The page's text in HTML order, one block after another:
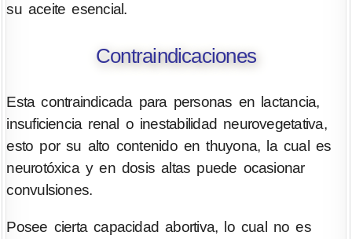
su aceite esencial.
Contraindicaciones
Esta contraindicada para personas en lactancia,
insuficiencia renal o inestabilidad neurovegetativa,
esto por su alto contenido en thuyona, la cual es
neurotóxica y en dosis altas puede ocasionar
convulsiones.
Posee cierta capacidad abortiva, lo cual no es